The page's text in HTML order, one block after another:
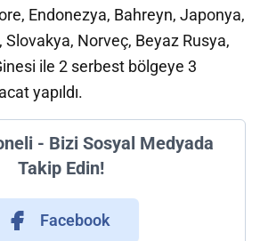
Endonezya, Bahreyn, Japonya,
Norveç, Beyaz Rusya,
ile 2 serbest bölgeye 3
yapıldı.
- Bizi Sosyal Medyada
Takip Edin!
Facebook